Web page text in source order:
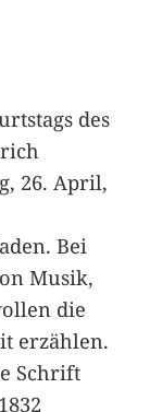
des
26. April,
Bei
Musik,
die
erzählen.
Schrift